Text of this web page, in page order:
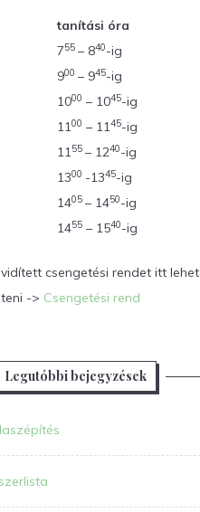
tanítási óra
755 – 840-ig
900 – 945-ig
1000 – 1045-ig
1100 – 1145-ig
1155 – 1240-ig
1300 -1345-ig
1405 – 1450-ig
1455 – 1540-ig
csengetési rendet itt lehet
-> Csengetési rend
Legutóbbi bejegyzések